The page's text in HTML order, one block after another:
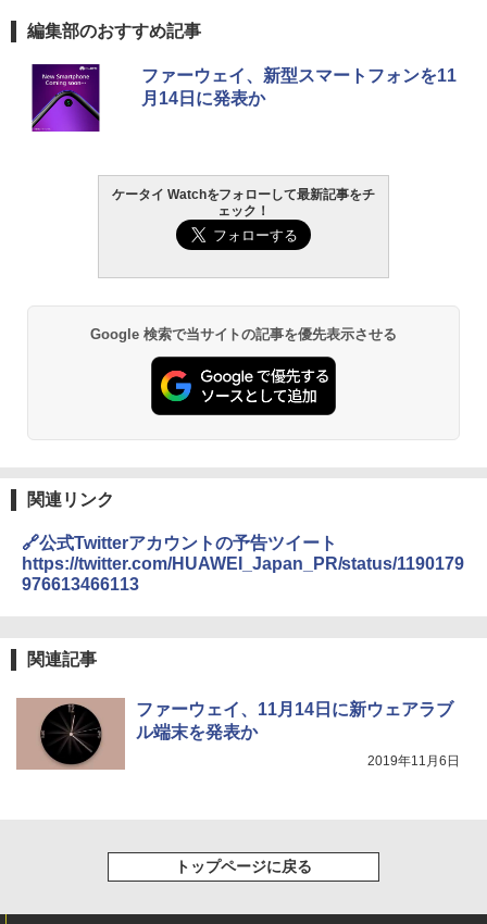
編集部のおすすめ記事
ファーウェイ、新型スマートフォンを11
月14日に発表か
ケータイ Watchをフォローして最新記事をチ
ェック！
Google 検索で当サイトの記事を優先表示させる
関連リンク
🔗公式Twitterアカウントの予告ツイート
https://twitter.com/HUAWEI_Japan_PR/status/1190179
976613466113
関連記事
ファーウェイ、11月14日に新ウェアラブ
ル端末を発表か
2019年11月6日
トップページに戻る